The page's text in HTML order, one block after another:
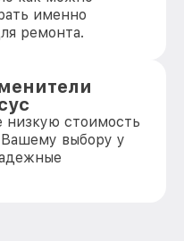
именно
ремонта.
низкую стоимость
выбору у